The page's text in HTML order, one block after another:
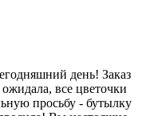
день! Заказ
все цветочки
просьбу - бутылку